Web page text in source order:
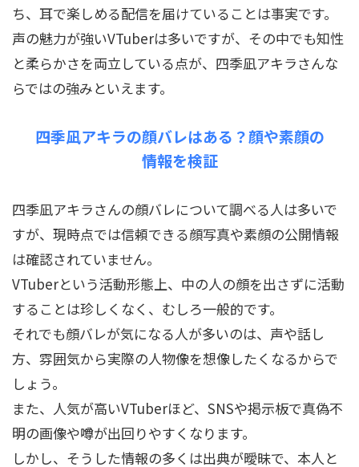
ち、耳で楽しめる配信を届けていることは事実です。
声の魅力が強いVTuberは多いですが、その中でも知性
と柔らかさを両立している点が、四季凪アキラさんな
らではの強みといえます。
四季凪アキラの顔バレはある？顔や素顔の
情報を検証
四季凪アキラさんの顔バレについて調べる人は多いで
すが、現時点では信頼できる顔写真や素顔の公開情報
は確認されていません。
VTuberという活動形態上、中の人の顔を出さずに活動
することは珍しくなく、むしろ一般的です。
それでも顔バレが気になる人が多いのは、声や話し
方、雰囲気から実際の人物像を想像したくなるからで
しょう。
また、人気が高いVTuberほど、SNSや掲示板で真偽不
明の画像や噂が出回りやすくなります。
しかし、そうした情報の多くは出典が曖昧で、本人と